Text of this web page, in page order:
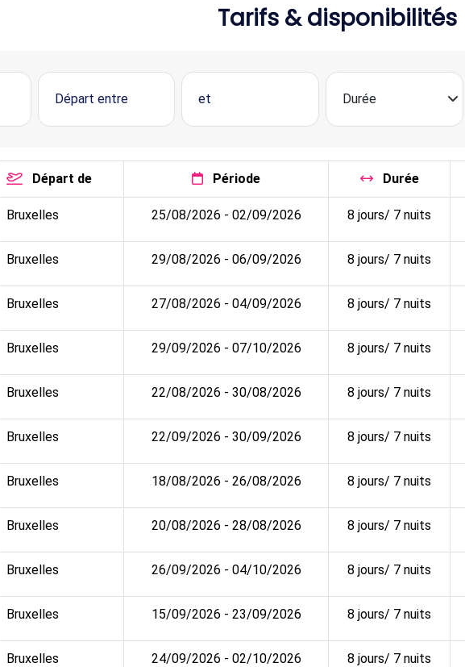
Tarifs & disponibilités
Départ de Période Durée
Bruxelles 25/08/2026 - 02/09/2026 8 jours/ 7 nuits
Bruxelles 29/08/2026 - 06/09/2026 8 jours/ 7 nuits
Bruxelles 27/08/2026 - 04/09/2026 8 jours/ 7 nuits
Bruxelles 29/09/2026 - 07/10/2026 8 jours/ 7 nuits
Bruxelles 22/08/2026 - 30/08/2026 8 jours/ 7 nuits
Bruxelles 22/09/2026 - 30/09/2026 8 jours/ 7 nuits
Bruxelles 18/08/2026 - 26/08/2026 8 jours/ 7 nuits
Bruxelles 20/08/2026 - 28/08/2026 8 jours/ 7 nuits
Bruxelles 26/09/2026 - 04/10/2026 8 jours/ 7 nuits
Bruxelles 15/09/2026 - 23/09/2026 8 jours/ 7 nuits
Bruxelles 24/09/2026 - 02/10/2026 8 jours/ 7 nuits